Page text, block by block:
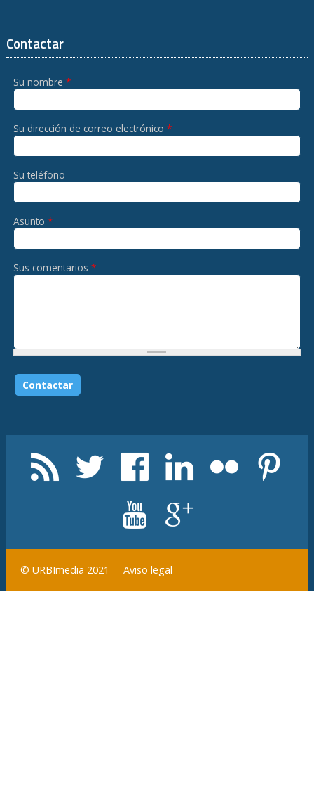
Contactar
Su nombre *
Su dirección de correo electrónico *
Su teléfono
Asunto *
Sus comentarios *
Aviso legal